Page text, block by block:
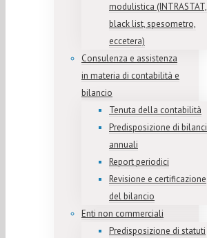
modulistica (INTRASTAT,
black list, spesometro,
eccetera)
Consulenza e assistenza
in materia di contabilità e
bilancio
Tenuta della contabilità
Predisposizione di bilanci
annuali
Report periodici
Revisione e certificazione
del bilancio
Enti non commerciali
Predisposizione di statuti